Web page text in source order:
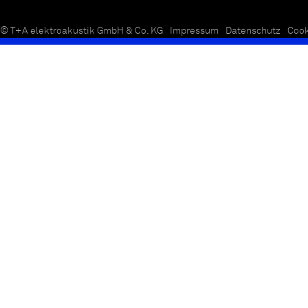
© T+A elektroakustik GmbH & Co. KG Impressum Datenschutz